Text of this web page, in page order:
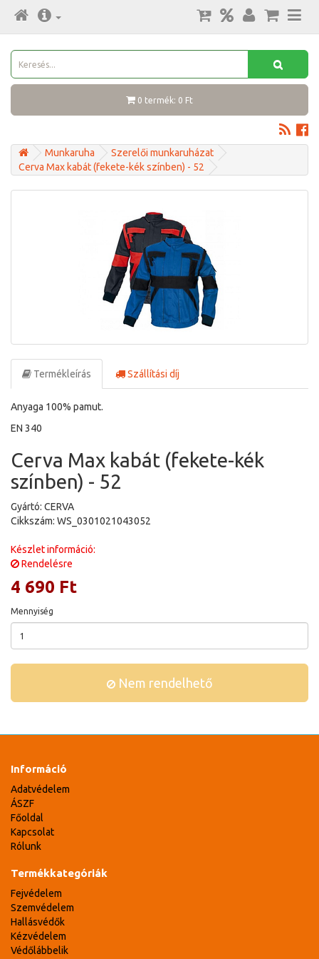
0 termék: 0 Ft
Munkaruha
Szerelői munkaruházat
Cerva Max kabát (fekete-kék színben) - 52
Termékleírás Szállítási díj
Anyaga 100% pamut.
EN 340
Cerva Max kabát (fekete-kék
színben) - 52
Gyártó: CERVA
Cikkszám: WS_0301021043052
Készlet információ:
Rendelésre
4 690 Ft
Mennyiség
Nem rendelhető
Információ
Adatvédelem
ÁSZF
Főoldal
Kapcsolat
Rólunk
Termékkategóriák
Fejvédelem
Szemvédelem
Hallásvédők
Kézvédelem
Védőlábbelik